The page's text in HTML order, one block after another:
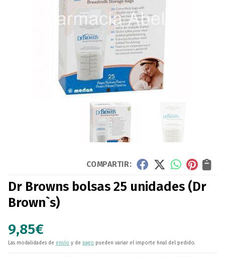
COMPARTIR:
Dr Browns bolsas 25 unidades (Dr
Brown`s)
9,85€
Las modalidades de envío y de pago pueden variar el importe final del pedido.